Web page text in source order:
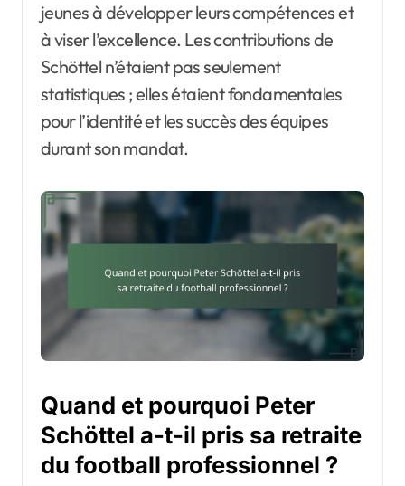
jeunes à développer leurs compétences et
à viser l’excellence. Les contributions de
Schöttel n’étaient pas seulement
statistiques ; elles étaient fondamentales
pour l’identité et les succès des équipes
durant son mandat.
Quand et pourquoi Peter
Schöttel a-t-il pris sa retraite
du football professionnel ?